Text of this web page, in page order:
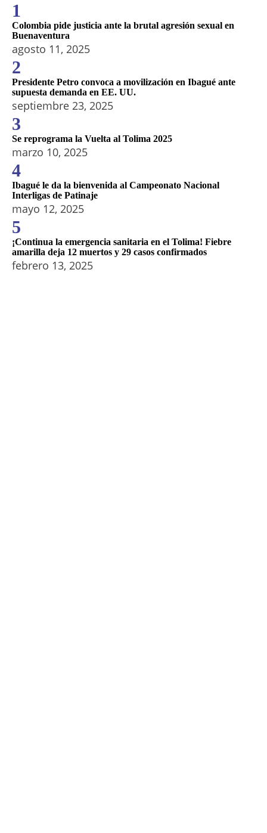
1
Colombia pide justicia ante la brutal agresión sexual en
Buenaventura
agosto 11, 2025
2
Presidente Petro convoca a movilización en Ibagué ante
supuesta demanda en EE. UU.
septiembre 23, 2025
3
Se reprograma la Vuelta al Tolima 2025
marzo 10, 2025
4
Ibagué le da la bienvenida al Campeonato Nacional
Interligas de Patinaje
mayo 12, 2025
5
¡Continua la emergencia sanitaria en el Tolima! Fiebre
amarilla deja 12 muertos y 29 casos confirmados
febrero 13, 2025